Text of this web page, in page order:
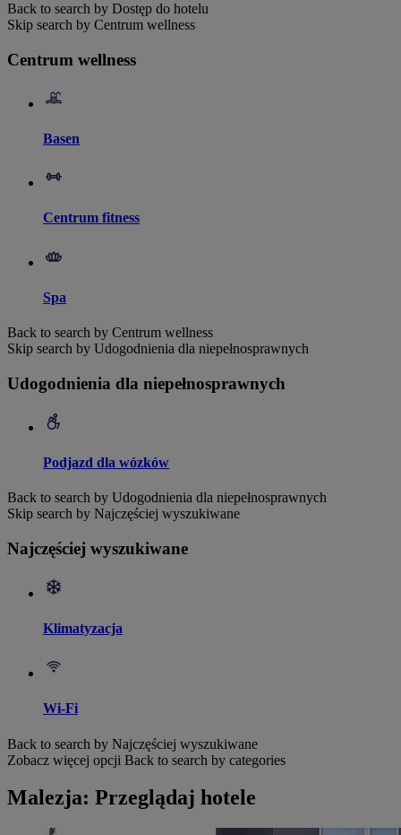
Back to search by Dostęp do hotelu
Skip search by Centrum wellness
Centrum wellness
Basen
Centrum fitness
Spa
Back to search by Centrum wellness
Skip search by Udogodnienia dla niepełnosprawnych
Udogodnienia dla niepełnosprawnych
Podjazd dla wózków
Back to search by Udogodnienia dla niepełnosprawnych
Skip search by Najczęściej wyszukiwane
Najczęściej wyszukiwane
Klimatyzacja
Wi-Fi
Back to search by Najczęściej wyszukiwane
Zobacz więcej opcji Back to search by categories
Malezja: Przeglądaj hotele